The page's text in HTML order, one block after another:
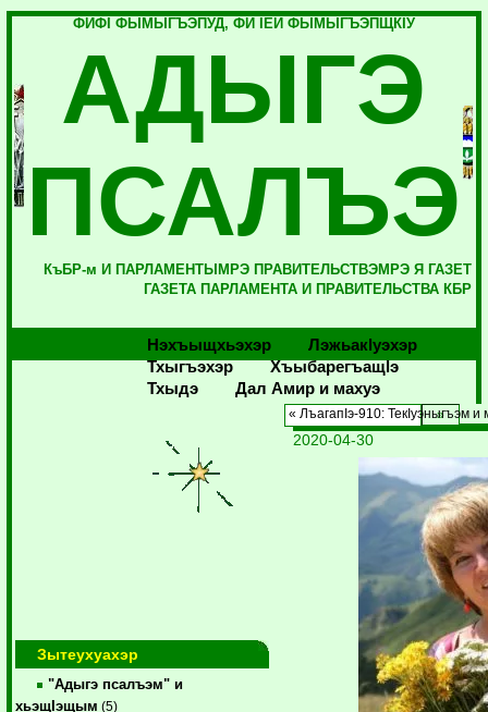
ФИФI ФЫМЫГЪЭПУД, ФИ IЕЙ ФЫМЫГЪЭПЩКIУ
АДЫГЭ
ПСАЛЪЭ
КъБР-м И ПАРЛАМЕНТЫМРЭ ПРАВИТЕЛЬСТВЭМРЭ Я ГАЗЕТ
ГАЗЕТА ПАРЛАМЕНТА И ПРАВИТЕЛЬСТВА КБР
Нэхъыщхьэхэр
Лэжьакlуэхэр
Тхыгъэхэр
Хъыбарегъащlэ
Тхыдэ
Дал Амир и махуэ
Зытеухуахэр
"Адыгэ псалъэм" и
хьэщIэщым (5)
« ЛъагапІэ-910: ТекІуэныгъэм
2020-04-30